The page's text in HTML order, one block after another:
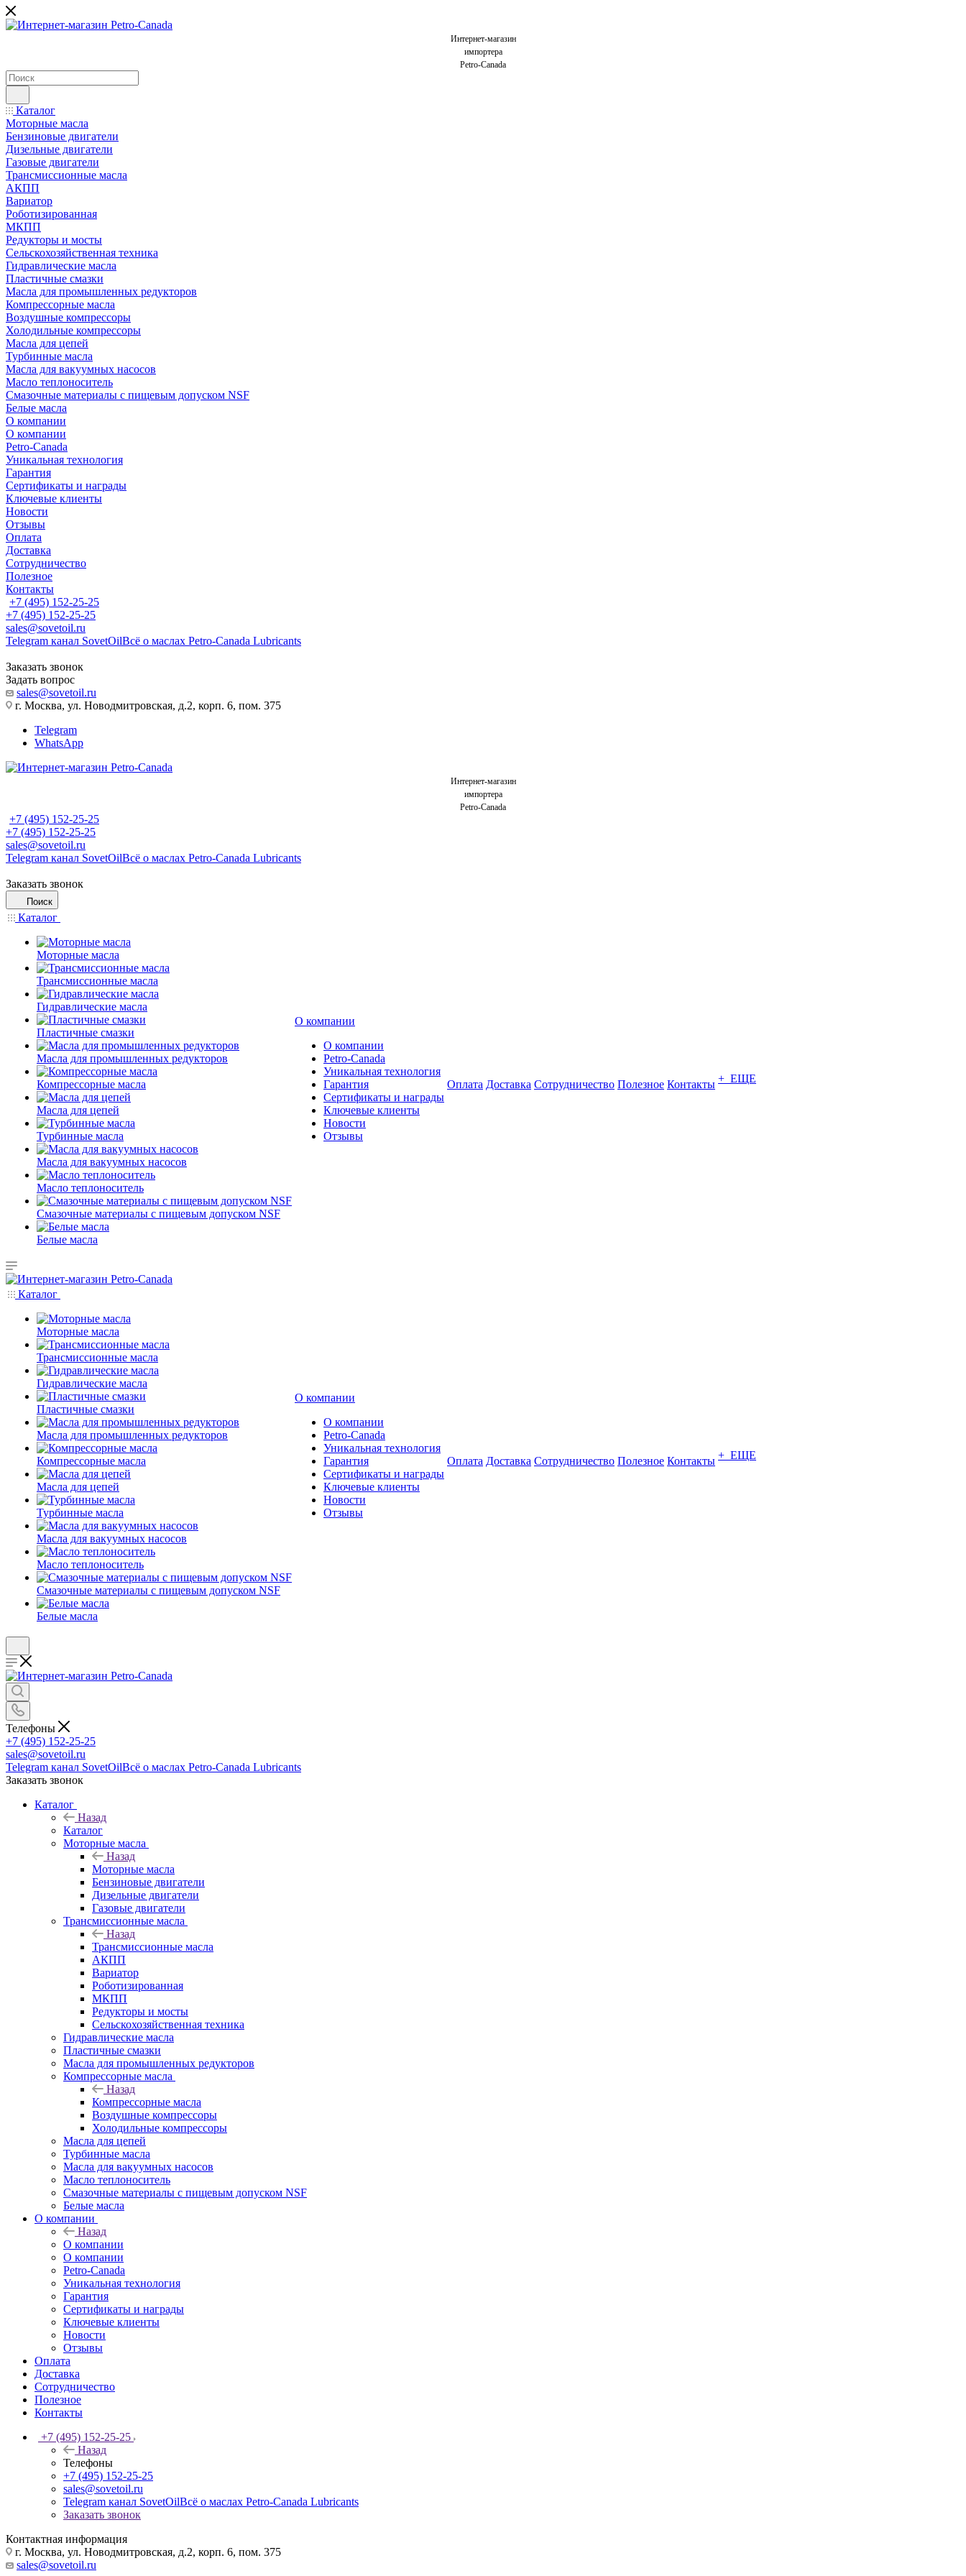
Интернет-магазин
импортера
Petro-Canada
Каталог
Моторные масла
Бензиновые двигатели
Дизельные двигатели
Газовые двигатели
Трансмиссионные масла
АКПП
Вариатор
Роботизированная
МКПП
Редукторы и мосты
Сельскохозяйственная техника
Гидравлические масла
Пластичные смазки
Масла для промышленных редукторов
Компрессорные масла
Воздушные компрессоры
Холодильные компрессоры
Масла для цепей
Турбинные масла
Масла для вакуумных насосов
Масло теплоноситель
Смазочные материалы с пищевым допуском NSF
Белые масла
О компании
О компании
Petro-Сanada
Уникальная технология
Гарантия
Сертификаты и награды
Ключевые клиенты
Новости
Отзывы
Оплата
Доставка
Сотрудничество
Полезное
Контакты
+7 (495) 152-25-25
+7 (495) 152-25-25
sales@sovetoil.ru
Telegram канал SovetOilВсё о маслах Petro-Canada Lubricants
Заказать звонок
Задать вопрос
sales@sovetoil.ru
г. Москва, ул. Новодмитровская, д.2, корп. 6, пом. 375
Telegram
WhatsApp
Интернет-магазин
импортера
Petro-Canada
+7 (495) 152-25-25
+7 (495) 152-25-25
sales@sovetoil.ru
Telegram канал SovetOilВсё о маслах Petro-Canada Lubricants
Заказать звонок
Поиск
Каталог
Моторные масла
Трансмиссионные масла
Гидравлические масла
Пластичные смазки
Масла для промышленных редукторов
Компрессорные масла
Масла для цепей
Турбинные масла
Масла для вакуумных насосов
Масло теплоноситель
Смазочные материалы с пищевым допуском NSF
Белые масла
О компании
О компании
Petro-Сanada
Уникальная технология
Гарантия
Сертификаты и награды
Ключевые клиенты
Новости
Отзывы
Оплата Доставка Сотрудничество Полезное Контакты + ЕЩЕ
Каталог
Моторные масла
Трансмиссионные масла
Гидравлические масла
Пластичные смазки
Масла для промышленных редукторов
Компрессорные масла
Масла для цепей
Турбинные масла
Масла для вакуумных насосов
Масло теплоноситель
Смазочные материалы с пищевым допуском NSF
Белые масла
О компании
О компании
Petro-Сanada
Уникальная технология
Гарантия
Сертификаты и награды
Ключевые клиенты
Новости
Отзывы
Оплата Доставка Сотрудничество Полезное Контакты + ЕЩЕ
Телефоны
+7 (495) 152-25-25
sales@sovetoil.ru
Telegram канал SovetOilВсё о маслах Petro-Canada Lubricants
Заказать звонок
Каталог
Назад
Каталог
Моторные масла
Назад
Моторные масла
Бензиновые двигатели
Дизельные двигатели
Газовые двигатели
Трансмиссионные масла
Назад
Трансмиссионные масла
АКПП
Вариатор
Роботизированная
МКПП
Редукторы и мосты
Сельскохозяйственная техника
Гидравлические масла
Пластичные смазки
Масла для промышленных редукторов
Компрессорные масла
Назад
Компрессорные масла
Воздушные компрессоры
Холодильные компрессоры
Масла для цепей
Турбинные масла
Масла для вакуумных насосов
Масло теплоноситель
Смазочные материалы с пищевым допуском NSF
Белые масла
О компании
Назад
О компании
О компании
Petro-Сanada
Уникальная технология
Гарантия
Сертификаты и награды
Ключевые клиенты
Новости
Отзывы
Оплата
Доставка
Сотрудничество
Полезное
Контакты
+7 (495) 152-25-25
Назад
Телефоны
+7 (495) 152-25-25
sales@sovetoil.ru
Telegram канал SovetOilВсё о маслах Petro-Canada Lubricants
Заказать звонок
Контактная информация
г. Москва, ул. Новодмитровская, д.2, корп. 6, пом. 375
sales@sovetoil.ru